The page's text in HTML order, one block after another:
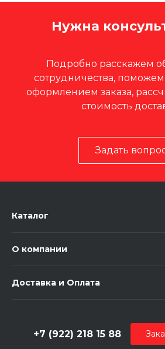
Нужна
Подробно расскажем
сотрудничества,
оформлением заказа,
стоимость
Задать
Каталог
О компании
Доставка и Оплата
+7 (922) 218 15 88